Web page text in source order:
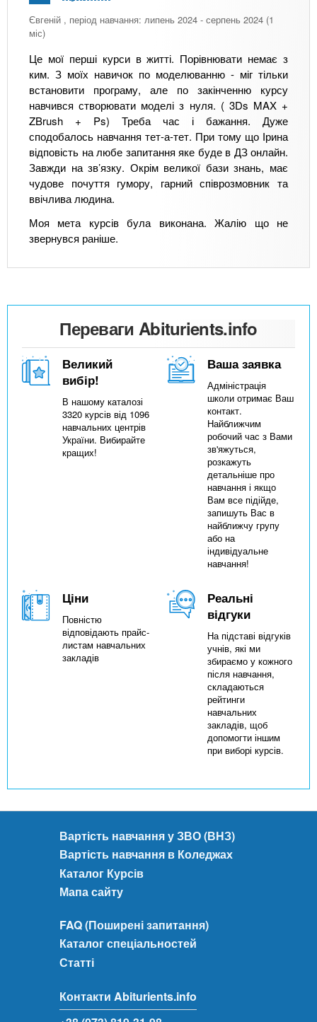
Євгеній , період навчання: липень 2024 - серпень 2024 (1
міс)
Це мої перші курси в житті. Порівнювати немає з
ким. З моїх навичок по моделюванню - міг тільки
встановити програму, але по закінченню курсу
навчився створювати моделі з нуля. ( 3Ds MAX +
ZBrush + Ps) Треба час і бажання. Дуже
сподобалось навчання тет-а-тет. При тому що Ірина
відповість на любе запитання яке буде в ДЗ онлайн.
Завжди на зв’язку. Окрім великої бази знань, має
чудове почуття гумору, гарний співрозмовник та
ввічлива людина.
Моя мета курсів була виконана. Жалію що не
звернувся раніше.
Переваги Abiturients.info
Великий
вибір!
В нашому каталозі
3320 курсів від 1096
навчальних центрів
України. Вибирайте
кращих!
Ваша заявка
Адміністрація
школи отримає Ваш
контакт.
Найближчим
робочий час з Вами
зв'яжуться,
розкажуть
детальніше про
навчання і якщо
Вам все підійде,
запишуть Вас в
найближчу групу
або на
індивідуальне
навчання!
Ціни
Повністю
відповідають прайс-
листам навчальних
закладів
Реальні
відгуки
На підставі відгуків
учнів, які ми
збираємо у кожного
після навчання,
складаються
рейтинги
навчальних
закладів, щоб
допомогти іншим
при виборі курсів.
Вартість навчання у ЗВО (ВНЗ)
Вартість навчання в Коледжах
Каталог Курсів
Мапа сайту
FAQ (Поширені запитання)
Каталог спеціальностей
Статті
Контакти Abiturients.info